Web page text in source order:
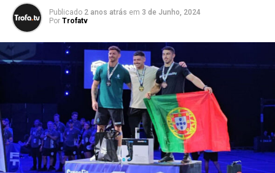
Publicado 2 anos atrás em 3 de Junho, 2024
Por Trofatv